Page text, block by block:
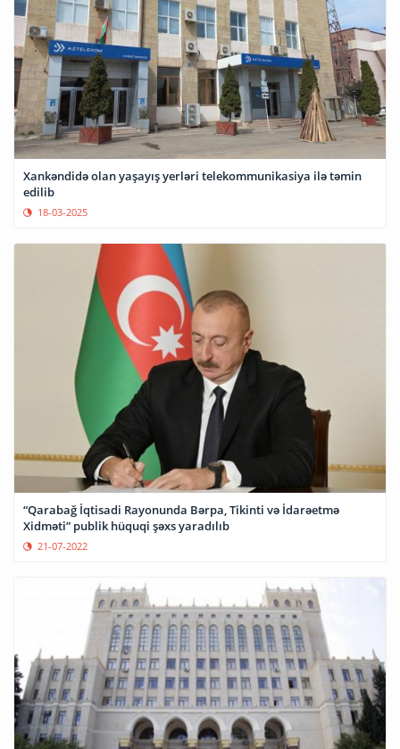
Xankəndidə olan yaşayış yerləri telekommunikasiya ilə təmin
edilib
18-03-2025
“Qarabağ İqtisadi Rayonunda Bərpa, Tikinti və İdarəetmə
Xidməti” publik hüquqi şəxs yaradılıb
21-07-2022